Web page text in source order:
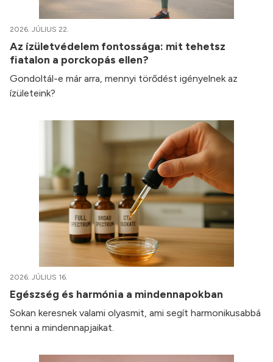
2026. JÚLIUS 22.
Az ízületvédelem fontossága: mit tehetsz
fiatalon a porckopás ellen?
Gondoltál-e már arra, mennyi törődést igényelnek az
ízületeink?
2026. JÚLIUS 16.
Egészség és harmónia a mindennapokban
Sokan keresnek valami olyasmit, ami segít harmonikusabbá
tenni a mindennapjaikat.